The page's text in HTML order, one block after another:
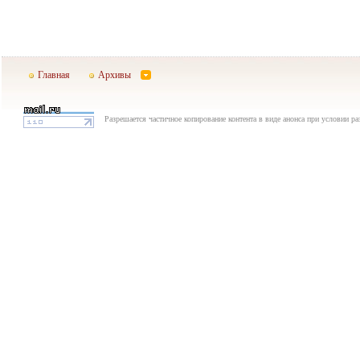
Главная Архивы
Разрешается частичное копирование контента в виде анонса при условии